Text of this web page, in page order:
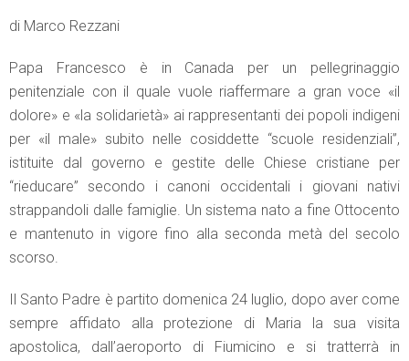
di Marco Rezzani
Papa Francesco è in Canada per un pellegrinaggio
penitenziale con il quale vuole riaffermare a gran voce «il
dolore» e «la solidarietà» ai rappresentanti dei popoli indigeni
per «il male» subito nelle cosiddette “scuole residenziali”,
istituite dal governo e gestite delle Chiese cristiane per
“rieducare” secondo i canoni occidentali i giovani nativi
strappandoli dalle famiglie. Un sistema nato a fine Ottocento
e mantenuto in vigore fino alla seconda metà del secolo
scorso.
Il Santo Padre è partito domenica 24 luglio, dopo aver come
sempre affidato alla protezione di Maria la sua visita
apostolica, dall’aeroporto di Fiumicino e si tratterrà in